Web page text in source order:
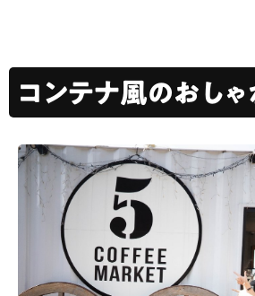
コンテナ風のおし